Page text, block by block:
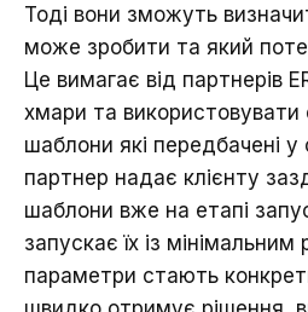
Тоді вони зможуть
може зробити та який
Це вимагає від партнерів
хмари та
шаблони які передбачені у
партнер надає клієнту
шаблони вже на етапі
запускає їх із
параметри стають